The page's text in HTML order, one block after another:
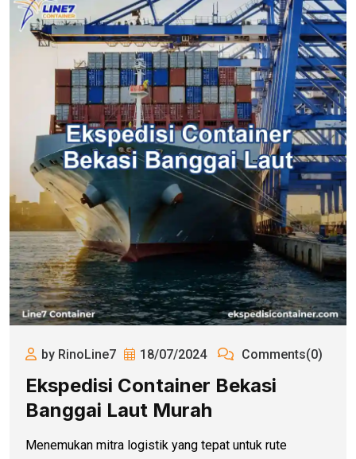
by RinoLine7 18/07/2024 Comments(0)
Ekspedisi Container Bekasi
Banggai Laut Murah
Menemukan mitra logistik yang tepat untuk rute